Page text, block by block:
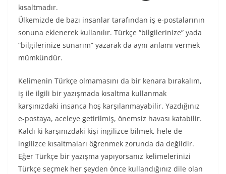
kısaltmadır.
Ülkemizde de bazı insanlar tarafından iş e-postalarının
sonuna eklenerek kullanılır. Türkçe “bilgilerinize” yada
“bilgilerinize sunarım” yazarak da aynı anlamı vermek
mümkündür.
Kelimenin Türkçe olmamasını da bir kenara bırakalım,
iş ile ilgili bir yazışmada kısaltma kullanmak
karşınızdaki insanca hoş karşılanmayabilir. Yazdığınız
e-postaya, aceleye getirilmiş, önemsiz havası katabilir.
Kaldı ki karşınızdaki kişi ingilizce bilmek, hele de
ingilizce kısaltmaları öğrenmek zorunda da değildir.
Eğer Türkçe bir yazışma yapıyorsanız kelimelerinizi
Türkçe seçmek her şeyden önce kullandığınız dile olan